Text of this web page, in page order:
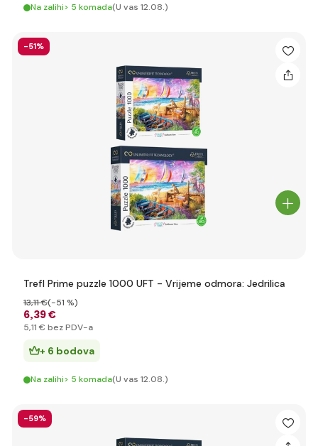
Na zalihi> 5 komada(U vas 12.08.)
-51%
Trefl Prime puzzle 1000 UFT - Vrijeme odmora: Jedrilica
6,39 €
13,11 €(-51 %)
5,11 € bez PDV-a
+ 6 bodova
Na zalihi> 5 komada(U vas 12.08.)
-59%